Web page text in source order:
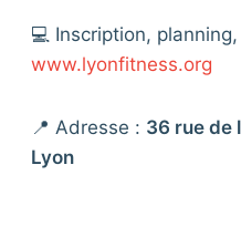
💻 Inscription,
www.lyonfitness.org
📍 Adresse : 36 rue de
Lyon